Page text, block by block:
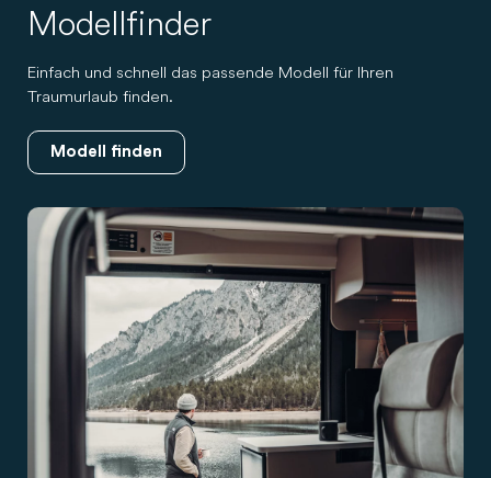
Modellfinder
Einfach und schnell das passende Modell für Ihren
Traumurlaub finden.
Modell finden